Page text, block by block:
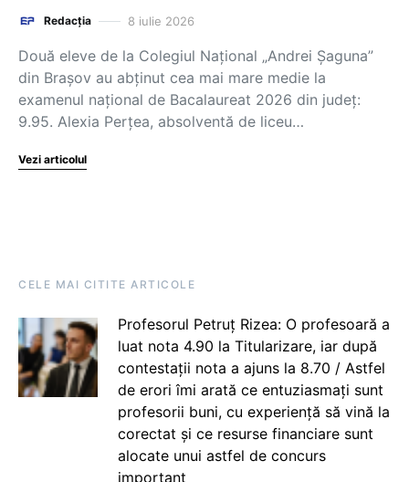
Redacția 8 iulie 2026
Două eleve de la Colegiul Național „Andrei Șaguna”
din Brașov au abținut cea mai mare medie la
examenul național de Bacalaureat 2026 din județ:
9.95. Alexia Perțea, absolventă de liceu…
Vezi articolul
CELE MAI CITITE ARTICOLE
Profesorul Petruț Rizea: O profesoară a
luat nota 4.90 la Titularizare, iar după
contestații nota a ajuns la 8.70 / Astfel
de erori îmi arată ce entuziasmați sunt
profesorii buni, cu experiență să vină la
corectat și ce resurse financiare sunt
alocate unui astfel de concurs
important